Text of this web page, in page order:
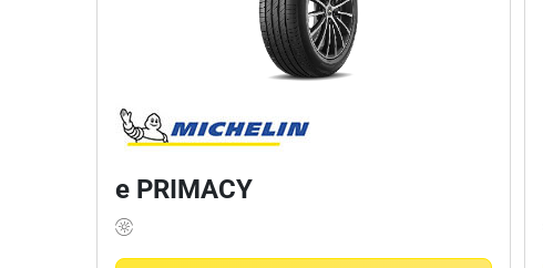
e PRIMACY